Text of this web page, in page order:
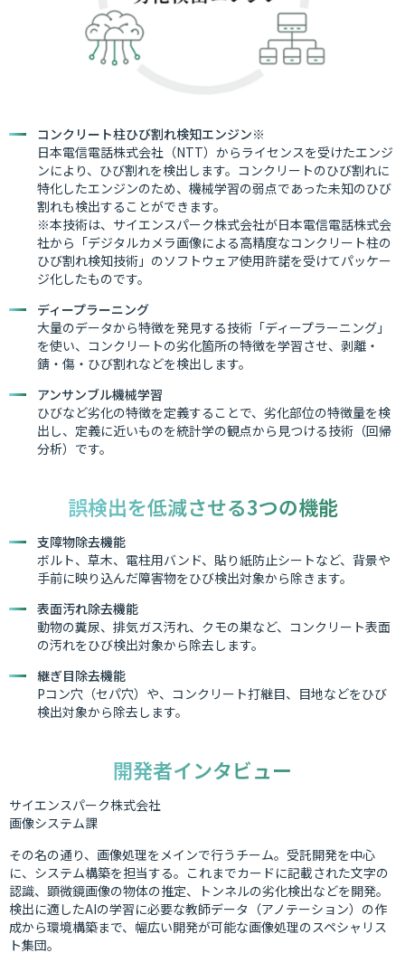
コンクリート柱ひび割れ検知エンジン※
日本電信電話株式会社（NTT）からライセンスを受けたエンジ
ンにより、ひび割れを検出します。コンクリートのひび割れに
特化したエンジンのため、機械学習の弱点であった未知のひび
割れも検出することができます。
※本技術は、サイエンスパーク株式会社が日本電信電話株式会
社から「デジタルカメラ画像による高精度なコンクリート柱の
ひび割れ検知技術」のソフトウェア使用許諾を受けてパッケー
ジ化したものです。
ディープラーニング
大量のデータから特徴を発見する技術「ディープラーニング」
を使い、コンクリートの劣化箇所の特徴を学習させ、剥離・
錆・傷・ひび割れなどを検出します。
アンサンブル機械学習
ひびなど劣化の特徴を定義することで、劣化部位の特徴量を検
出し、定義に近いものを統計学の観点から見つける技術（回帰
分析）です。
誤検出を低減させる3つの機能
支障物除去機能
ボルト、草木、電柱用バンド、貼り紙防止シートなど、背景や
手前に映り込んだ障害物をひび検出対象から除きます。
表面汚れ除去機能
動物の糞尿、排気ガス汚れ、クモの巣など、コンクリート表面
の汚れをひび検出対象から除去します。
継ぎ目除去機能
Pコン穴（セパ穴）や、コンクリート打継目、目地などをひび
検出対象から除去します。
開発者インタビュー
サイエンスパーク株式会社
画像システム課
その名の通り、画像処理をメインで行うチーム。受託開発を中心
に、システム構築を担当する。これまでカードに記載された文字の
認識、顕微鏡画像の物体の推定、トンネルの劣化検出などを開発。
検出に適したAIの学習に必要な教師データ（アノテーション）の作
成から環境構築まで、幅広い開発が可能な画像処理のスペシャリス
ト集団。